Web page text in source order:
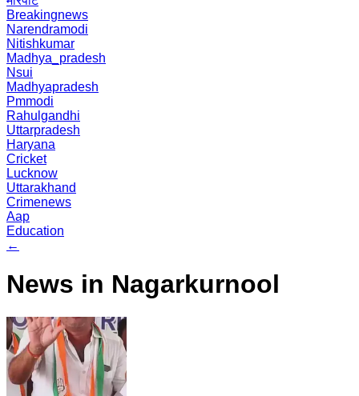
Breakingnews
Narendramodi
Nitishkumar
Madhya_pradesh
Nsui
Madhyapradesh
Pmmodi
Rahulgandhi
Uttarpradesh
Haryana
Cricket
Lucknow
Uttarakhand
Crimenews
Aap
Education
←
News in Nagarkurnool